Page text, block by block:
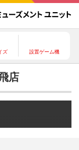
ズ 設置ゲーム機
店